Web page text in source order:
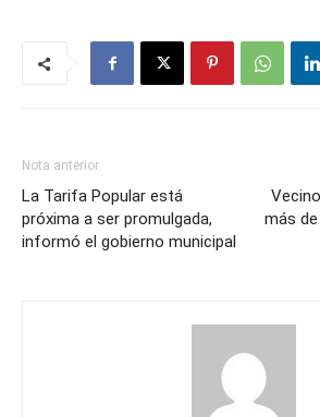
Nota anterior
La Tarifa Popular está
próxima a ser promulgada,
informó el gobierno municipal
más